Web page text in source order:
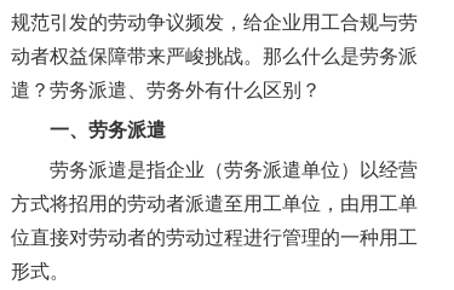
规范引发的劳动争议频发，给企业用工合规与劳
动者权益保障带来严峻挑战。那么什么是劳务派
遣？劳务派遣、劳务外有什么区别？
一、劳务派遣
劳务派遣是指企业（劳务派遣单位）以经营
方式将招用的劳动者派遣至用工单位，由用工单
位直接对劳动者的劳动过程进行管理的一种用工
形式。